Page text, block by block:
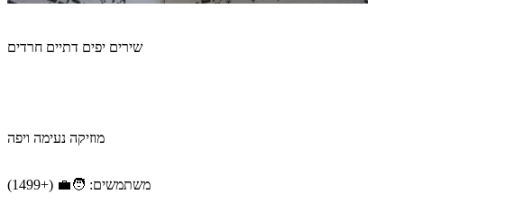
שירים יפים דתיים חרדים
מוזיקה נעימה ויפה
משתמשים: 🧑‍💼 (+1499)